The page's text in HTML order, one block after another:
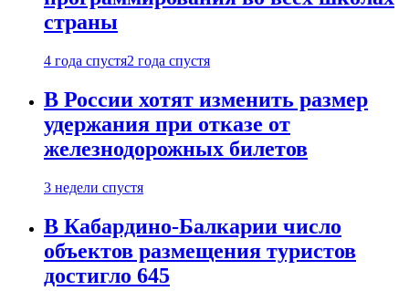
страны
4 года спустя2 года спустя
В России хотят изменить размер
удержания при отказе от
железнодорожных билетов
3 недели спустя
В Кабардино-Балкарии число
объектов размещения туристов
достигло 645